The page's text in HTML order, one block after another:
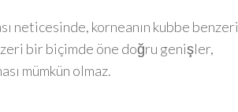
neticesinde, korneanın kubbe benzeri
bir biçimde öne doğru genişler,
mümkün olmaz.